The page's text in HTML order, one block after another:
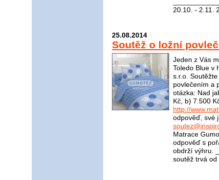
20.10. - 2.11.
25.08.2014
Soutěž o ložní
Jeden z Vás
Toledo Blue v
s.r.o.
povlečením a
otázka: Nad
Kč, b) 7.500
http://
odpověď, své
Matrace
odpověď s
obdrží výhru.
soutěž trvá